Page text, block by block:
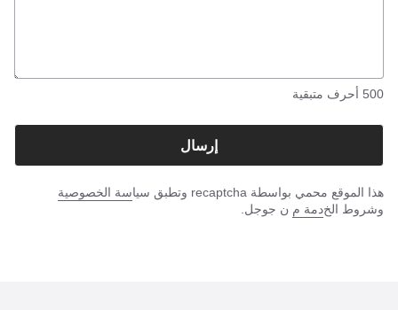
500 أحرف متبقية
إرسال
هذا الموقع محمي بواسطة recaptcha وتطبق سيا
سة الخصوصية
وشروط الخدمة م ن جوجل.